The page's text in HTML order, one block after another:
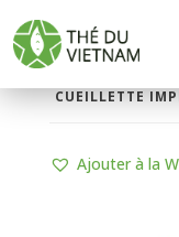
LA BOUTIQUE
CUEILLETTE
Ajouter à la